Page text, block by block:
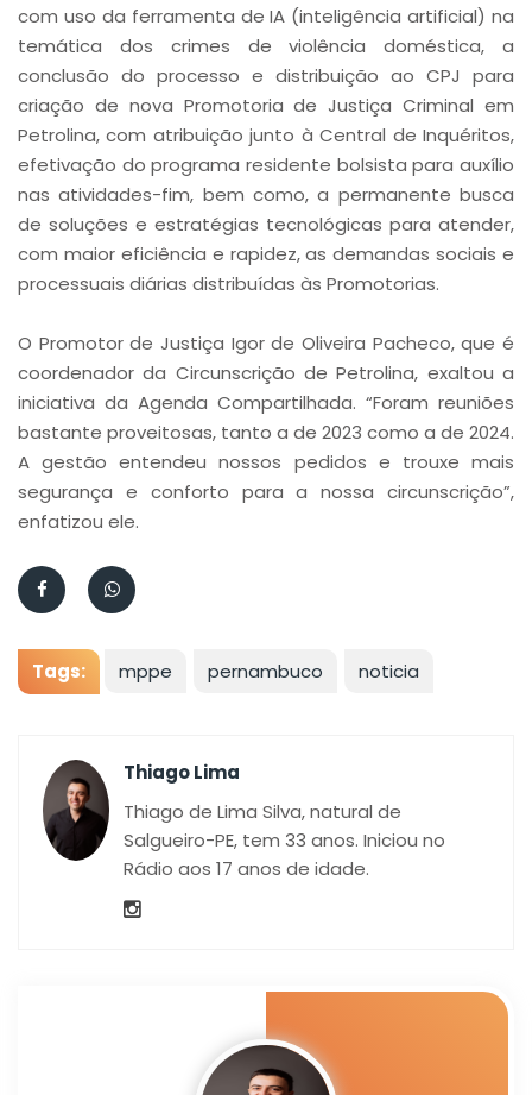
com uso da ferramenta de IA (inteligência artificial) na
temática dos crimes de violência doméstica, a
conclusão do processo e distribuição ao CPJ para
criação de nova Promotoria de Justiça Criminal em
Petrolina, com atribuição junto à Central de Inquéritos,
efetivação do programa residente bolsista para auxílio
nas atividades-fim, bem como, a permanente busca
de soluções e estratégias tecnológicas para atender,
com maior eficiência e rapidez, as demandas sociais e
processuais diárias distribuídas às Promotorias.
O Promotor de Justiça Igor de Oliveira Pacheco, que é
coordenador da Circunscrição de Petrolina, exaltou a
iniciativa da Agenda Compartilhada. “Foram reuniões
bastante proveitosas, tanto a de 2023 como a de 2024.
A gestão entendeu nossos pedidos e trouxe mais
segurança e conforto para a nossa circunscrição”,
enfatizou ele.
Tags: mppe pernambuco noticia
Thiago Lima
Thiago de Lima Silva, natural de
Salgueiro-PE, tem 33 anos. Iniciou no
Rádio aos 17 anos de idade.